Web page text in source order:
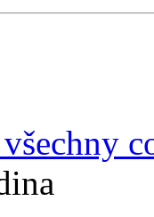
všechny